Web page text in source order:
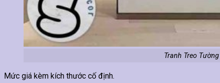
Tranh Treo
Mức giá kèm kích thước cố định.